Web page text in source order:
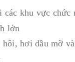
khu vực chức
lớn
hơi dầu mỡ